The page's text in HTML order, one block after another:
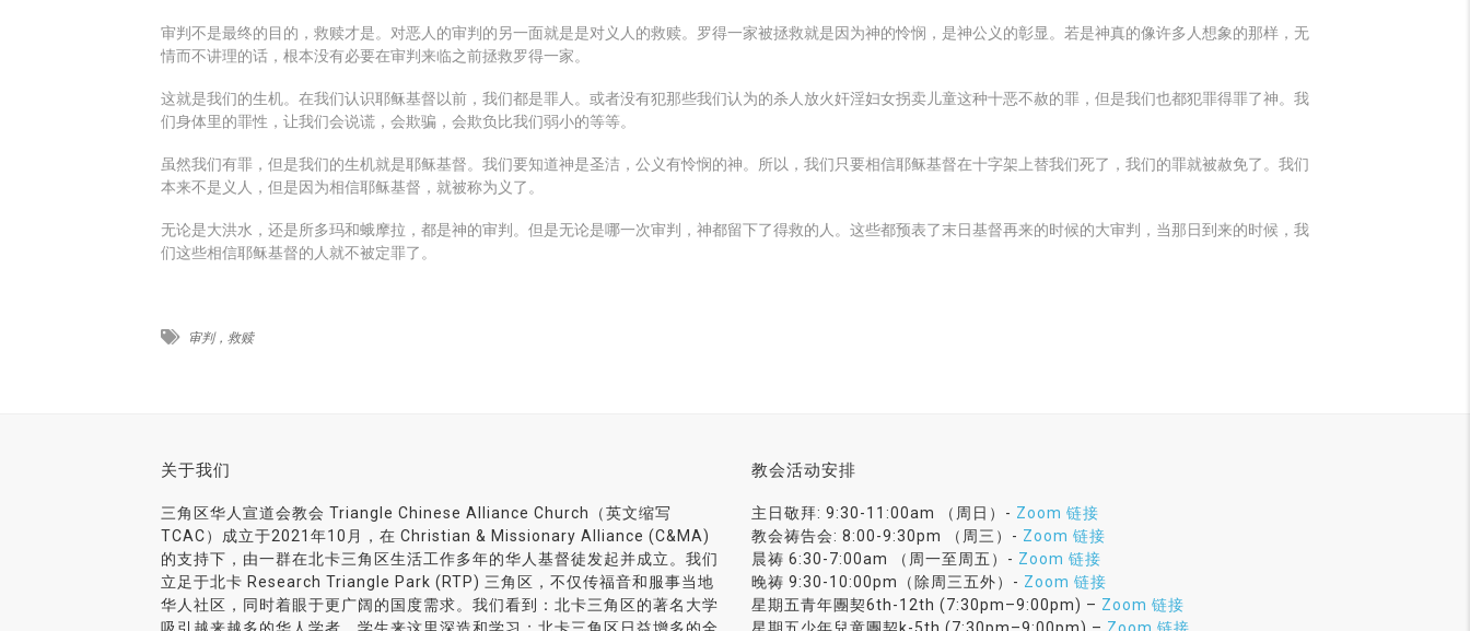
审判不是最终的目的，救赎才是。对恶人的审判的另一面就是是对义人的救赎。罗得一家被拯救就是因为神的怜悯，是神公义的彰显。若是神真的像许多人想象的那样，无
情而不讲理的话，根本没有必要在审判来临之前拯救罗得一家。
这就是我们的生机。在我们认识耶稣基督以前，我们都是罪人。或者没有犯那些我们认为的杀人放火奸淫妇女拐卖儿童这种十恶不赦的罪，但是我们也都犯罪得罪了神。我
们身体里的罪性，让我们会说谎，会欺骗，会欺负比我们弱小的等等。
虽然我们有罪，但是我们的生机就是耶稣基督。我们要知道神是圣洁，公义有怜悯的神。所以，我们只要相信耶稣基督在十字架上替我们死了，我们的罪就被赦免了。我们
本来不是义人，但是因为相信耶稣基督，就被称为义了。
无论是大洪水，还是所多玛和蛾摩拉，都是神的审判。但是无论是哪一次审判，神都留下了得救的人。这些都预表了末日基督再来的时候的大审判，当那日到来的时候，我
们这些相信耶稣基督的人就不被定罪了。
审判，救赎
关于我们
三角区华人宣道会教会 Triangle Chinese Alliance Church（英文缩写
TCAC）成立于2021年10月，在 Christian & Missionary Alliance (C&MA)
的支持下，由一群在北卡三角区生活工作多年的华人基督徒发起并成立。我们
立足于北卡 Research Triangle Park (RTP) 三角区，不仅传福音和服事当地
华人社区，同时着眼于更广阔的国度需求。我们看到：北卡三角区的著名大学
教会活动安排
主日敬拜: 9:30-11:00am （周日）- Zoom 链接
教会祷告会: 8:00-9:30pm （周三）- Zoom 链接
晨祷 6:30-7:00am （周一至周五）- Zoom 链接
晚祷 9:30-10:00pm（除周三五外）- Zoom 链接
星期五青年團契6th-12th (7:30pm–9:00pm) – Zoom 链接